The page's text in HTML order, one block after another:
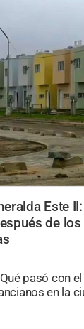
Este
de
pasó con
en la